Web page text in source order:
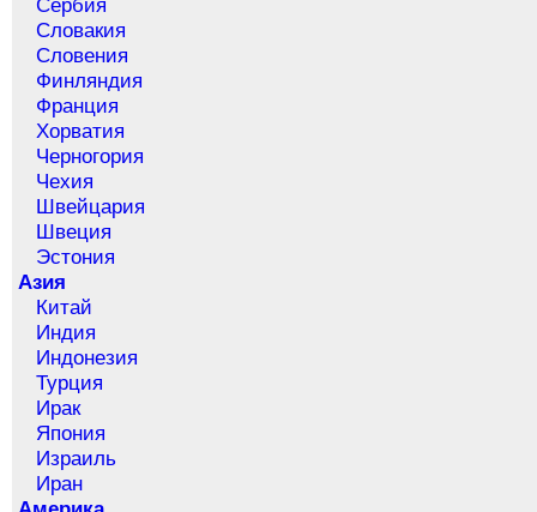
Сербия
Словакия
Словения
Финляндия
Франция
Хорватия
Черногория
Чехия
Швейцария
Швеция
Эстония
Азия
Китай
Индия
Индонезия
Турция
Ирак
Япония
Израиль
Иран